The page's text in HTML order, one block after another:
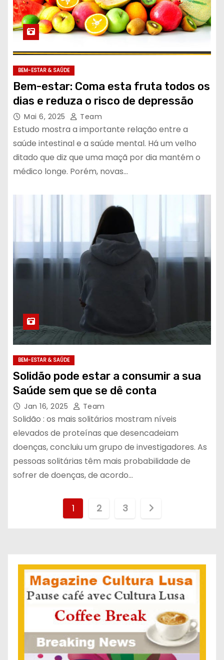
BEM-ESTAR & SAÚDE
Bem-estar: Coma esta fruta todos os
dias e reduza o risco de depressão
Mai 6, 2025 Team
Estudo mostra a importante relação entre a
saúde intestinal e a saúde mental. Há um velho
ditado que diz que uma maçã por dia mantém o
médico longe. Porém, novas…
BEM-ESTAR & SAÚDE
Solidão pode estar a consumir a sua
Saúde sem que se dê conta
Jan 16, 2025 Team
Solidão : os mais solitários mostram níveis
elevados de proteínas que desencadeiam
doenças, concluiu um grupo de investigadores. As
pessoas solitárias têm mais probabilidade de
sofrer de doenças, de acordo…
i
n
a
ç
ã
1 2 3